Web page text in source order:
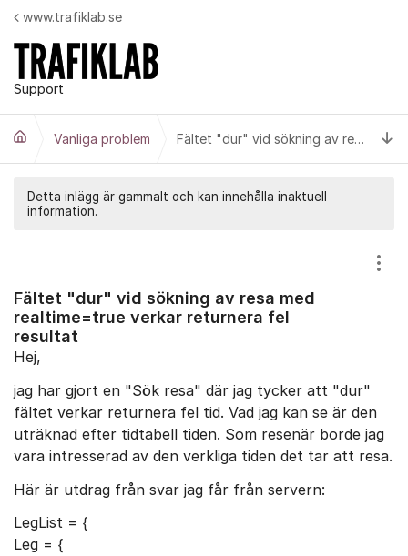
Hoppa till innehåll
Support
www.trafiklab.se
Vanliga problem Fältet "dur" vid sökning av resa med realtime=true verkar returnera fel resultat
Detta inlägg är gammalt och kan innehålla inaktuell
information.
Fältet "dur" vid sökning av resa med
realtime=true verkar returnera fel
resultat
Hej,
jag har gjort en "Sök resa" där jag tycker att "dur"
fältet verkar returnera fel tid. Vad jag kan se är den
uträknad efter tidtabell tiden. Som resenär borde jag
vara intresserad av den verkliga tiden det tar att resa.
Här är utdrag från svar jag får från servern:
LegList = {
Leg = {